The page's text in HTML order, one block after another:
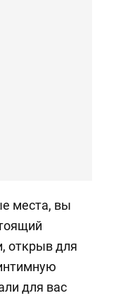
места, вы
открыв для
для вас